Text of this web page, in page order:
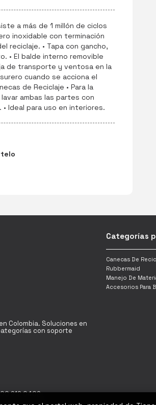
a más de 1 millón de ciclos
inoxidable con terminación
reciclaje. • Tapa con gancho,
• El balde interno removible
de transporte y ventosa en la
cuando se acciona el
de Reciclaje • Para la
ambas las partes con
Ideal para uso en interiores.
Colombia. Soluciones en
con soporte
912 0402
Categorías
Canecas De
Rubbermaid
Manejo De
Accesorios Para